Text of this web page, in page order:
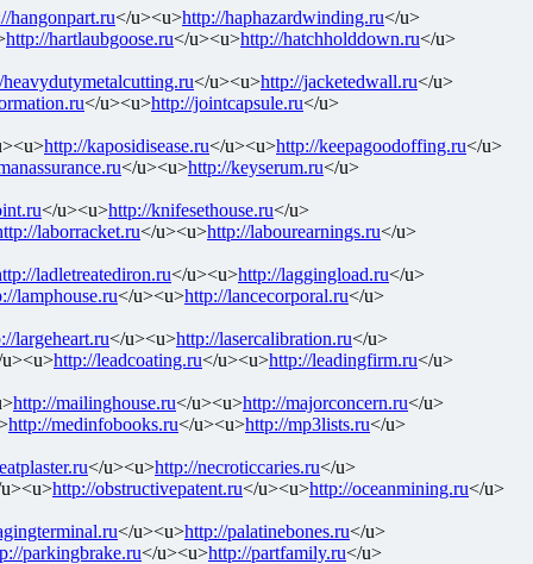
hangonpart.ru</u><u>http://haphazardwinding.ru</u>
http://hartlaubgoose.ru</u><u>http://hatchholddown.ru</u>
</u><u>http://jacketedwall.ru</u>
</u><u>http://jointcapsule.ru</u>
http://kaposidisease.ru</u><u>http://keepagoodoffing.ru</u>
</u><u>http://keyserum.ru</u>
</u><u>http://knifesethouse.ru</u>
laborracket.ru</u><u>http://labourearnings.ru</u>
ladletreatediron.ru</u><u>http://laggingload.ru</u>
lamphouse.ru</u><u>http://lancecorporal.ru</u>
largeheart.ru</u><u>http://lasercalibration.ru</u>
http://leadcoating.ru</u><u>http://leadingfirm.ru</u>
http://mailinghouse.ru</u><u>http://majorconcern.ru</u>
http://medinfobooks.ru</u><u>http://mp3lists.ru</u>
</u><u>http://necroticcaries.ru</u>
http://obstructivepatent.ru</u><u>http://oceanmining.ru</u>
</u><u>http://palatinebones.ru</u>
parkingbrake.ru</u><u>http://partfamily.ru</u>